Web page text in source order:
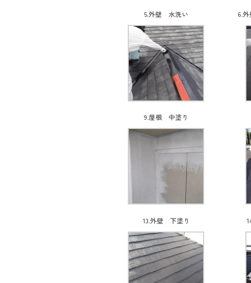
5.外壁 水洗い 6.
9.屋根 中塗り
13.外壁 下塗り